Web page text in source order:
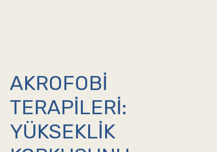
AKROFOBI
TERAPILERI:
YÜKSEKLIK